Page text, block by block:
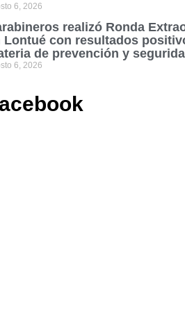
6, 2026
realizó Ronda
Lontué con resultados
de prevención y
6, 2026